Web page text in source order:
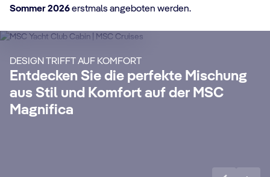
Sommer 2026erstmals angeboten werden.
DESIGN TRIFFT AUF KOMFORT
Entdecken Sie die perfekte Mischung
aus Stil und Komfort auf der MSC
Magnifica
MSC Yacht Club
Genießen Sie eine luxuriöse und
unvergessliche Kreuzfahrt mit unserem
24-Stunden-Butler Service, eigenem
Concierge, All-Inclusive Getränkepaket
Premium Extra, Internet Paket und vielen
weiteren Vorteilen.